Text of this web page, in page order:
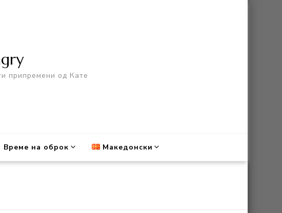
припремени од Кате
Време на оброк Македонски